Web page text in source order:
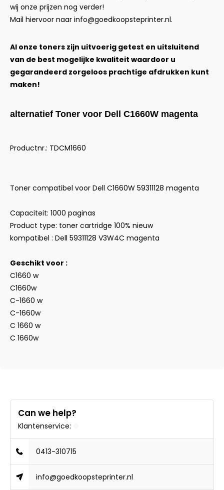
wij onze prijzen nog verder!
Mail hiervoor naar info@goedkoopsteprinter.nl.
Al onze toners zijn uitvoerig getest en uitsluitend
van de best mogelijke kwaliteit waardoor u
gegarandeerd zorgeloos prachtige afdrukken kunt
maken!
alternatief Toner voor Dell C1660W magenta
Productnr.: TDCM1660
Toner compatibel voor Dell C1660W 59311128 magenta
Capaciteit: 1000 paginas
Product type: toner cartridge 100% nieuw
kompatibel : Dell 59311128 V3W4C magenta
Geschikt voor :
C1660 w
C1660w
C-1660 w
C-1660w
C 1660 w
C 1660w
Can we help?
Klantenservice:
0413-310715
info@goedkoopsteprinter.nl